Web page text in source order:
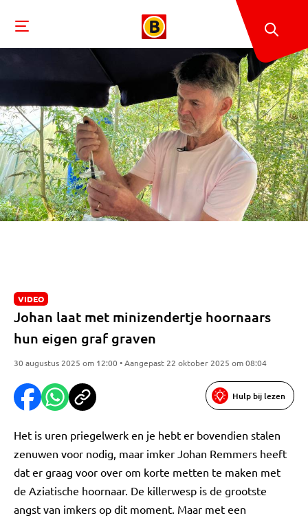
VIDEO
Johan laat met minizendertje hoornaars
hun eigen graf graven
30 augustus 2025 om 12:00 • Aangepast 22 oktober 2025 om 08:04
Hulp bij lezen
Het is uren priegelwerk en je hebt er bovendien stalen
zenuwen voor nodig, maar imker Johan Remmers heeft
dat er graag voor over om korte metten te maken met
de Aziatische hoornaar. De killerwesp is de grootste
angst van imkers op dit moment. Maar met een